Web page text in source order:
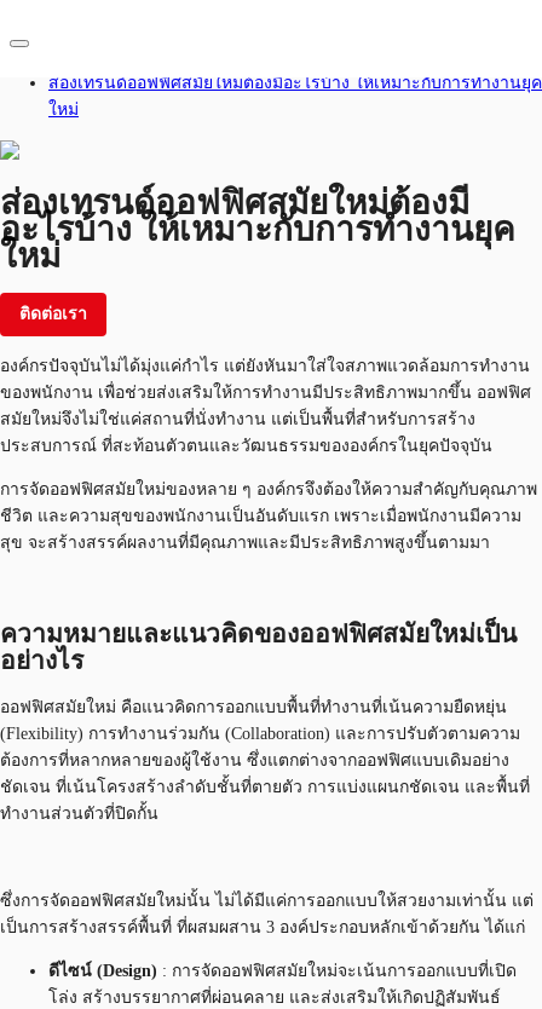
เฟล็กสเปซ
บทความที่น่าสนใจ
เกี่ยวกับ JLL
อสังหาริมทรัพย์ที่บันทึกไว้
+66 2 624 6471 ติดต่อเรา
ส่องเทรนด์ออฟฟิศสมัยใหม่ต้องมีอะไรบ้าง ให้เหมาะกับการทำงานยุค
ใหม่
ส่องเทรนด์ออฟฟิศสมัยใหม่ต้องมี
อะไรบ้าง ให้เหมาะกับการทำงานยุค
ใหม่
ติดต่อเรา
องค์กรปัจจุบันไม่ได้มุ่งแค่กำไร แต่ยังหันมาใส่ใจสภาพแวดล้อมการทำงาน
ของพนักงาน เพื่อช่วยส่งเสริมให้การทำงานมีประสิทธิภาพมากขึ้น ออฟฟิศ
สมัยใหม่จึงไม่ใช่แค่สถานที่นั่งทำงาน แต่เป็นพื้นที่สำหรับการสร้าง
ประสบการณ์ ที่สะท้อนตัวตนและวัฒนธรรมขององค์กรในยุคปัจจุบัน
การจัดออฟฟิศสมัยใหม่ของหลาย ๆ องค์กรจึงต้องให้ความสำคัญกับคุณภาพ
ชีวิต และความสุขของพนักงานเป็นอันดับแรก เพราะเมื่อพนักงานมีความ
สุข จะสร้างสรรค์ผลงานที่มีคุณภาพและมีประสิทธิภาพสูงขึ้นตามมา
ความหมายและแนวคิดของออฟฟิศสมัยใหม่เป็น
อย่างไร
ออฟฟิศสมัยใหม่ คือแนวคิดการออกแบบพื้นที่ทำงานที่เน้นความยืดหยุ่น
(Flexibility) การทำงานร่วมกัน (Collaboration) และการปรับตัวตามความ
ต้องการที่หลากหลายของผู้ใช้งาน ซึ่งแตกต่างจากออฟฟิศแบบเดิมอย่าง
ชัดเจน ที่เน้นโครงสร้างลำดับชั้นที่ตายตัว การแบ่งแผนกชัดเจน และพื้นที่
ทำงานส่วนตัวที่ปิดกั้น
ซึ่งการจัดออฟฟิศสมัยใหม่นั้น ไม่ได้มีแค่การออกแบบให้สวยงามเท่านั้น แต่
เป็นการสร้างสรรค์พื้นที่ ที่ผสมผสาน 3 องค์ประกอบหลักเข้าด้วยกัน ได้แก่
ดีไซน์ (Design) : การจัดออฟฟิศสมัยใหม่จะเน้นการออกแบบที่เปิด
โล่ง สร้างบรรยากาศที่ผ่อนคลาย และส่งเสริมให้เกิดปฏิสัมพันธ์